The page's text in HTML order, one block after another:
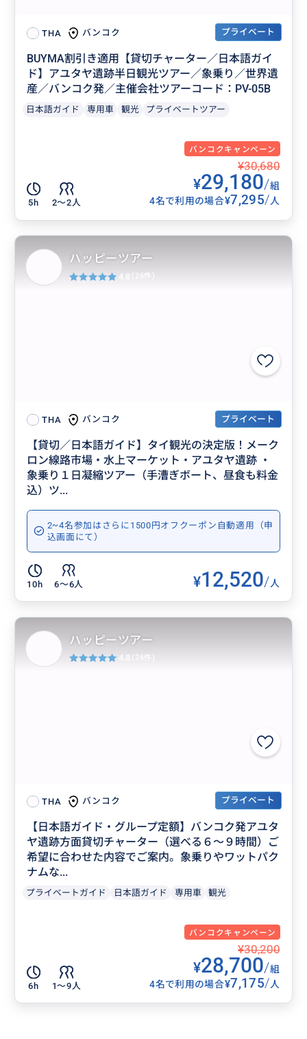
THA バンコク プライベート
BUYMA割引き適用【貸切チャーター／日本語ガイ
ド】アユタヤ遺跡半日観光ツアー／象乗り／世界遺
産／バンコク発／主催会社ツアーコード：PV-05B
日本語ガイド 専用車 観光 プライベートツアー
バンコクキャンペーン
5h 2〜2人
¥30,680
¥29,180/組
4名で利用の場合¥7,295/人
THA バンコク プライベート
【貸切／日本語ガイド】タイ観光の決定版！メーク
ロン線路市場・水上マーケット・アユタヤ遺跡 ・
象乗り１日凝縮ツアー（手漕ぎボート、昼食も料金
込）ツ...
2~4名参加はさらに1500円オフクーポン自動適用（申
込画面にて）
10h 6〜6人 ¥12,520/人
ハッピーツアー
4.8 (26件)
THA バンコク プライベート
【日本語ガイド・グループ定額】バンコク発アユタ
ヤ遺跡方面貸切チャーター（選べる６～９時間）ご
希望に合わせた内容でご案内。象乗りやワットパク
ナムな...
プライベートガイド 日本語ガイド 専用車 観光
バンコクキャンペーン
6h 1〜9人
¥30,200
¥28,700/組
4名で利用の場合¥7,175/人
ハッピーツアー
4.8 (26件)